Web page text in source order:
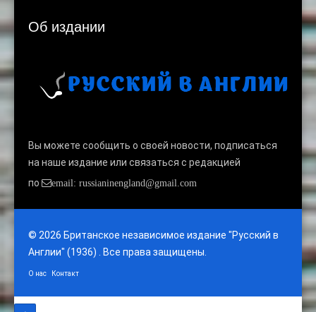
Об издании
Вы можете сообщить о своей новости, подписаться
на наше издание или связаться с редакцией
по
email: russianinengland@gmail.com
© 2026 Британское независимое издание "Русский в
Англии" (1936) . Все права защищены.
О нас Контакт